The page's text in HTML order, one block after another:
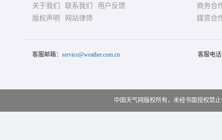
关于我们 联系我们
用户反馈
版权声明
网站律师
商务合
媒资合
客服邮箱： service@weather.com.cn 客服电
中国天气网版权所有，未经书面授权